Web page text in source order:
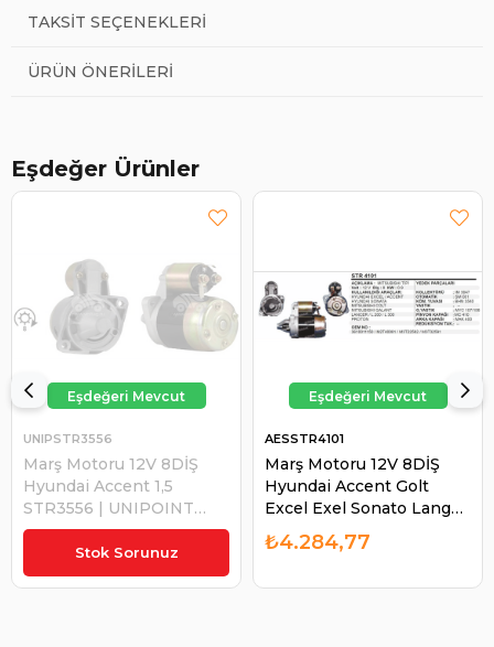
TAKSIT SEÇENEKLERI
ÜRÜN ÖNERILERI
Eşdeğer Ürünler
Stok Sorunuz
Marş Motoru 12V 8DİŞ
Hyundai Accent 1,5
STR3556 | UNIPOINT
STR3556
UNIPSTR3556
₺8.063,69
Marş Motoru 12V 8DİŞ
Hyundai Accent Golt
Excel Exel Sonato Langer
Proton Galant Lancer
L200 L300 STR4101 | AES
AESSTR4101
₺4.284,77